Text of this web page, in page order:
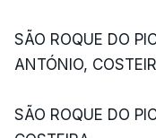
SÃO ROQUE DO
ANTÓNIO,
SÃO ROQUE DO